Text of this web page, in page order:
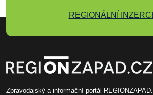
REGIONÁLNÍ
Zpravodajský a informační portál